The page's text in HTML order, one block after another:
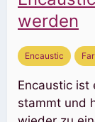
werden
Encaustic
Encaustic ist
stammt und